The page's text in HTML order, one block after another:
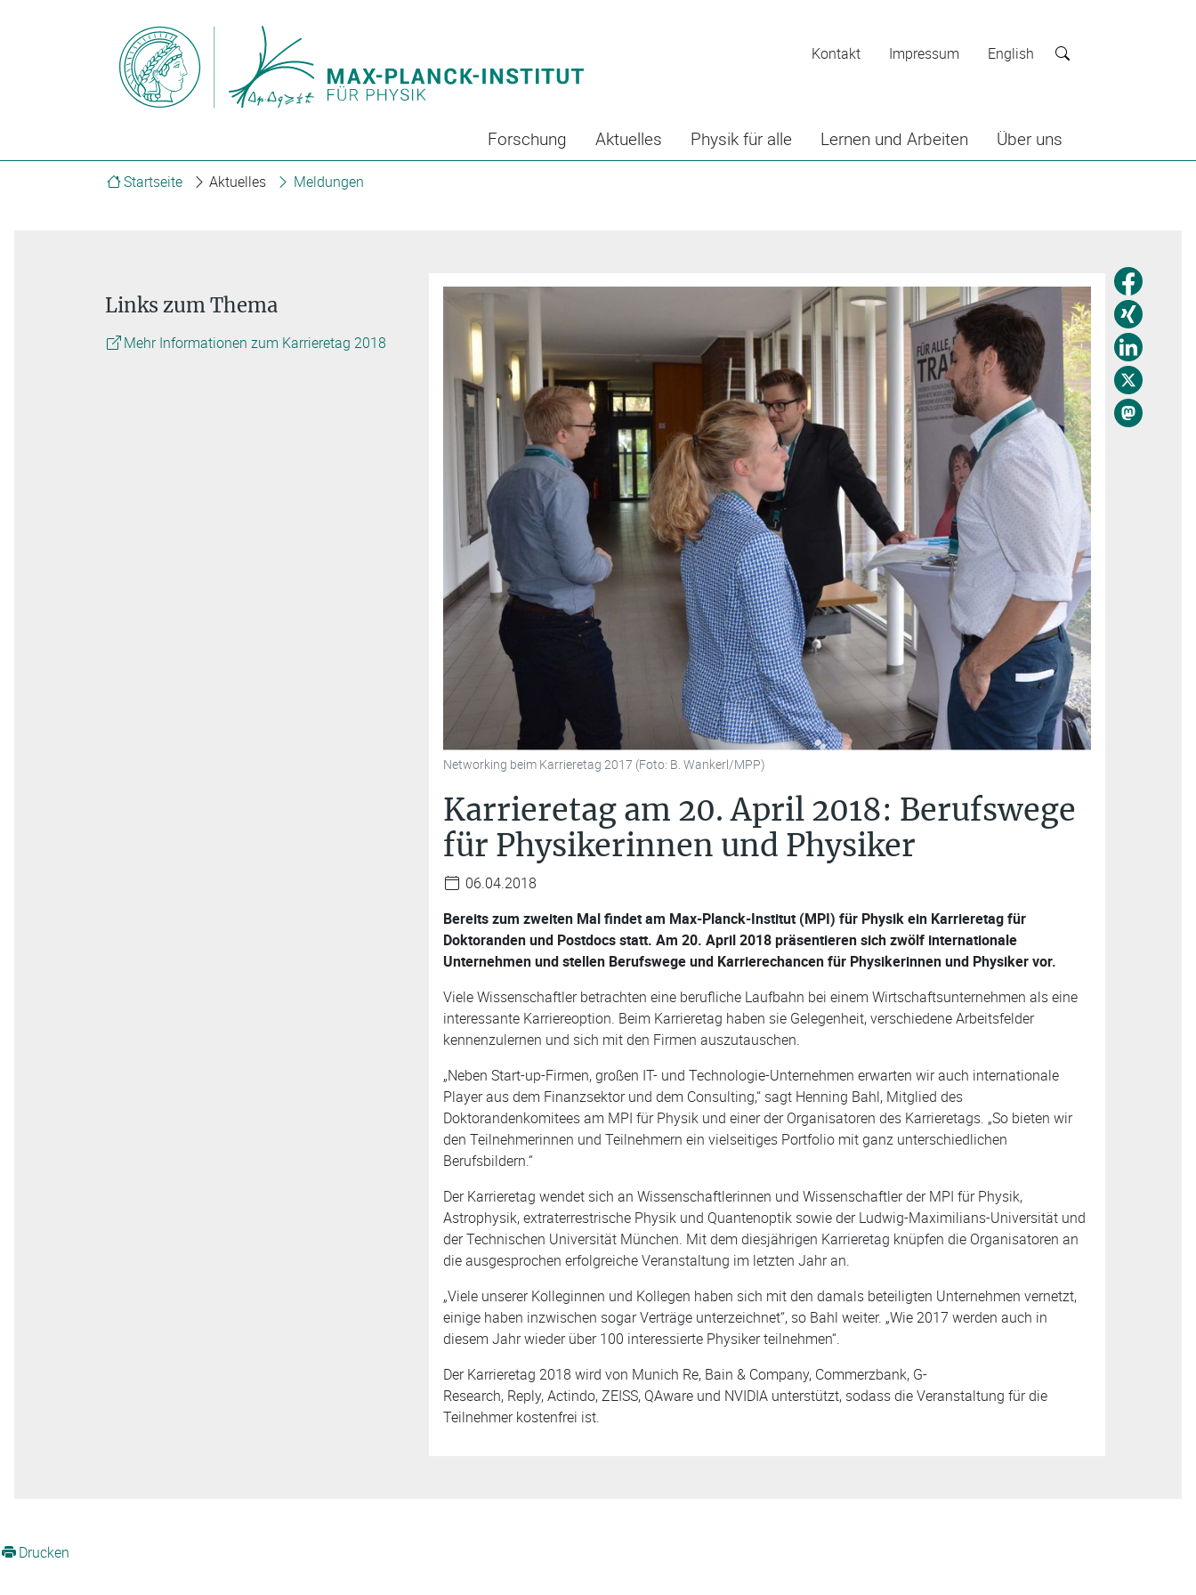
Kontakt Impressum
English
Forschung Aktuelles Physik für alle Lernen und Arbeiten Über uns
Startseite Aktuelles Meldungen
Links zum Thema
Mehr Informationen zum Karrieretag 2018
Networking beim Karrieretag 2017 (Foto: B. Wankerl/MPP)
Karrieretag am 20. April 2018: Berufswege
für Physikerinnen und Physiker
06.04.2018
Bereits zum zweiten Mal findet am Max-Planck-Institut (MPI) für Physik ein Karrieretag für
Doktoranden und Postdocs statt. Am 20. April 2018 präsentieren sich zwölf internationale
Unternehmen und stellen Berufswege und Karrierechancen für Physikerinnen und Physiker vor.
Viele Wissenschaftler betrachten eine berufliche Laufbahn bei einem Wirtschaftsunternehmen als eine
interessante Karriereoption. Beim Karrieretag haben sie Gelegenheit, verschiedene Arbeitsfelder
kennenzulernen und sich mit den Firmen auszutauschen.
„Neben Start-up-Firmen, großen IT- und Technologie-Unternehmen erwarten wir auch internationale
Player aus dem Finanzsektor und dem Consulting,“ sagt Henning Bahl, Mitglied des
Doktorandenkomitees am MPI für Physik und einer der Organisatoren des Karrieretags. „So bieten wir
den Teilnehmerinnen und Teilnehmern ein vielseitiges Portfolio mit ganz unterschiedlichen
Berufsbildern.“
Der Karrieretag wendet sich an Wissenschaftlerinnen und Wissenschaftler der MPI für Physik,
Astrophysik, extraterrestrische Physik und Quantenoptik sowie der Ludwig-Maximilians-Universität und
der Technischen Universität München. Mit dem diesjährigen Karrieretag knüpfen die Organisatoren an
die ausgesprochen erfolgreiche Veranstaltung im letzten Jahr an.
„Viele unserer Kolleginnen und Kollegen haben sich mit den damals beteiligten Unternehmen vernetzt,
einige haben inzwischen sogar Verträge unterzeichnet“, so Bahl weiter. „Wie 2017 werden auch in
diesem Jahr wieder über 100 interessierte Physiker teilnehmen“.
Der Karrieretag 2018 wird von Munich Re, Bain & Company, Commerzbank, G-
Research, Reply, Actindo, ZEISS, QAware und NVIDIA unterstützt, sodass die Veranstaltung für die
Teilnehmer kostenfrei ist.
Drucken